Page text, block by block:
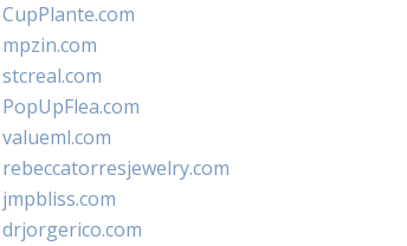
CupPlante.com
mpzin.com
stcreal.com
PopUpFlea.com
valueml.com
rebeccatorresjewelry.com
jmpbliss.com
drjorgerico.com